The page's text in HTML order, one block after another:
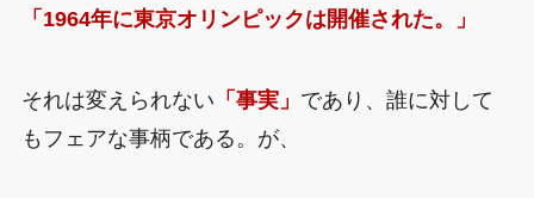
「1964年に東京オリンピックは開催された。」
それは変えられない 「事実」 であり、誰に対して
もフェアな事柄である。が、